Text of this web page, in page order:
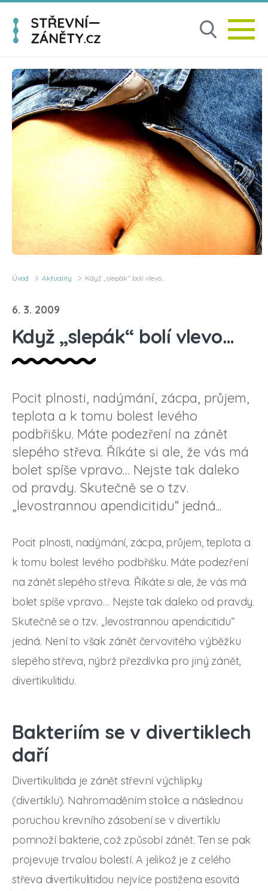
Úvod Aktuality Když „slepák“ bolí vlevo…
6. 3. 2009
Když „slepák“ bolí vlevo…
Pocit plnosti, nadýmání, zácpa, průjem,
teplota a k tomu bolest levého
podbřišku. Máte podezření na zánět
slepého střeva. Říkáte si ale, že vás má
bolet spíše vpravo… Nejste tak daleko
od pravdy. Skutečně se o tzv.
„levostrannou apendicitidu“ jedná...
Pocit plnosti, nadýmání, zácpa, průjem, teplota a
k tomu bolest levého podbřišku. Máte podezření
na zánět slepého střeva. Říkáte si ale, že vás má
bolet spíše vpravo… Nejste tak daleko od pravdy.
Skutečně se o tzv. „levostrannou apendicitidu“
jedná. Není to však zánět červovitého výběžku
slepého střeva, nýbrž přezdívka pro jiný zánět,
divertikulitidu.
Bakteriím se v divertiklech
daří
Divertikulitida je zánět střevní výchlipky
(divertiklu). Nahromaděním stolice a následnou
poruchou krevního zásobení se v divertiklu
pomnoží bakterie, což způsobí zánět. Ten se pak
projevuje trvalou bolestí. A jelikož je z celého
střeva divertikulitidou nejvíce postižena esovitá